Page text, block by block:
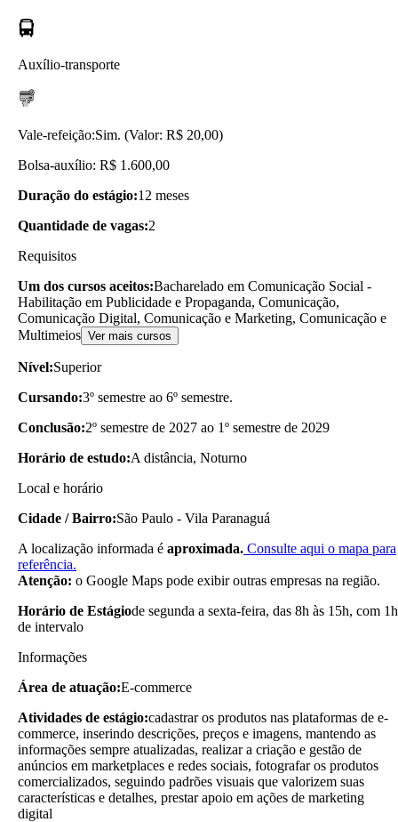
Auxílio-transporte
Vale-refeição:Sim. (Valor: R$ 20,00)
Bolsa-auxílio: R$ 1.600,00
Duração do estágio:12 meses
Quantidade de vagas:2
Requisitos
Um dos cursos aceitos:Bacharelado em Comunicação Social -
Habilitação em Publicidade e Propaganda, Comunicação,
Comunicação Digital, Comunicação e Marketing, Comunicação e
Multimeios Ver mais cursos
Nível:Superior
Cursando:3º semestre ao 6º semestre.
Conclusão:2º semestre de 2027 ao 1º semestre de 2029
Horário de estudo:A distância, Noturno
Local e horário
Cidade / Bairro:São Paulo - Vila Paranaguá
A localização informada é aproximada. Consulte aqui o mapa para
referência.
Atenção: o Google Maps pode exibir outras empresas na região.
Horário de Estágiode segunda a sexta-feira, das 8h às 15h, com 1h
de intervalo
Informações
Área de atuação:E-commerce
Atividades de estágio:cadastrar os produtos nas plataformas de e-
commerce, inserindo descrições, preços e imagens, mantendo as
informações sempre atualizadas, realizar a criação e gestão de
anúncios em marketplaces e redes sociais, fotografar os produtos
comercializados, seguindo padrões visuais que valorizem suas
características e detalhes, prestar apoio em ações de marketing
digital